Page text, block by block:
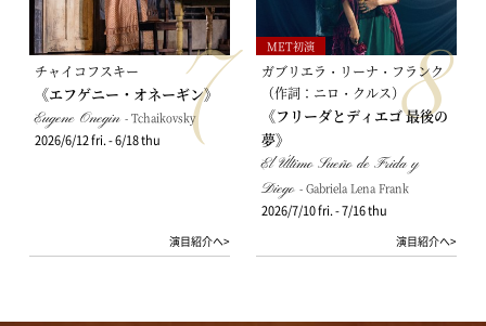
7
チャイコフスキー
《エフゲニー・オネーギン》
Eugene Onegin - Tchaikovsky
2026/6/12 fri. - 6/18 thu
演目紹介へ>
MET初演 8
ガブリエラ・リーナ・フランク
（作詞：ニロ・クルス）
《フリーダとディエゴ 最後の
夢》
El Último Sueño de Frida y
Diego - Gabriela Lena Frank
2026/7/10 fri. - 7/16 thu
演目紹介へ>